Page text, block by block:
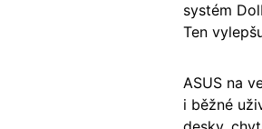
systém
Ten
ASUS na
i běžné